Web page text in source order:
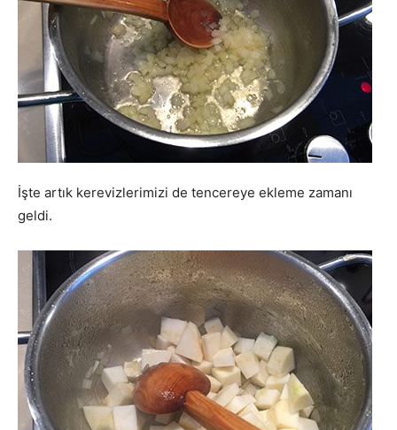
İşte artık kerevizlerimizi de tencereye ekleme zamanı
geldi.